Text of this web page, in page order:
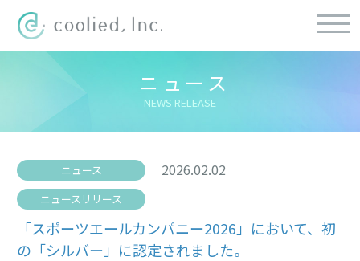
ニュース
NEWS RELEASE
ニュース
ニュースリリース
2026.02.02
「スポーツエールカンパニー2026」において、初
の「シルバー」に認定されました。